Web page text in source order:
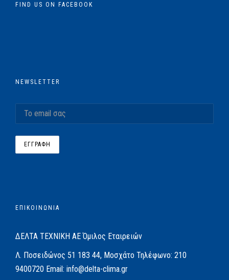
FIND US ON FACEBOOK
NEWSLETTER
ΕΠΙΚΟΙΝΩΝΙΑ
ΔΕΛΤΑ ΤΕΧΝΙΚΗ ΑΕΌμιλος Εταιρειών
Λ. Ποσειδώνος 51 183 44, Μοσχάτο Τηλέφωνο: 210
9400720 Email: info@delta-clima.gr